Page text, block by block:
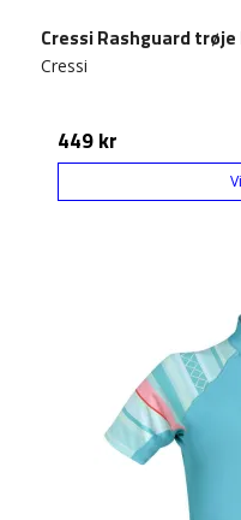
Cressi Rashguard
Cressi
449 kr